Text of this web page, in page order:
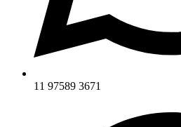
11 97589 3671